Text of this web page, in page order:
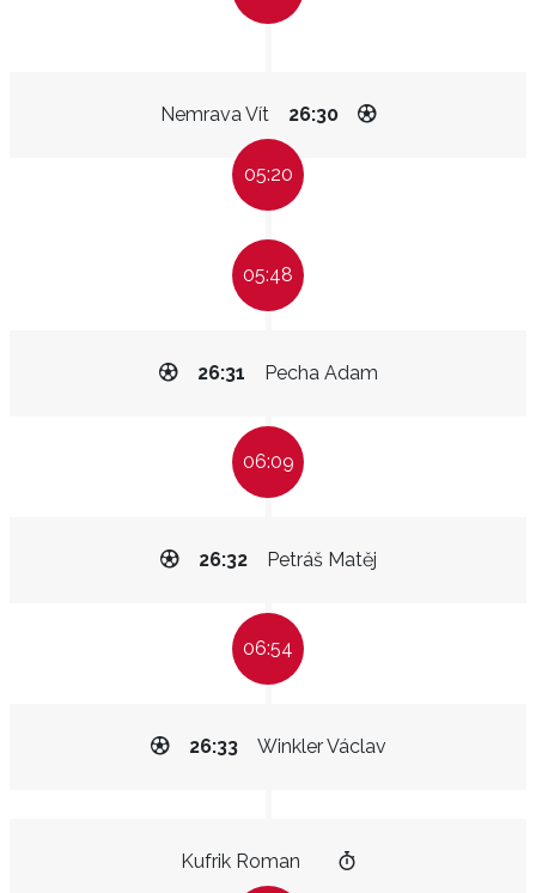
Nemrava Vít 26:30
05:20
05:48
Pecha Adam
26:31
06:09
Petráš Matěj
26:32
06:54
Winkler Václav
26:33
Kufrik Roman